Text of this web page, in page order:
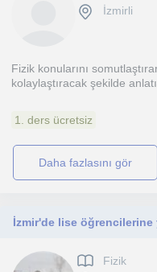
İzmirli
Fizik konularını
kolaylaştıracak şekilde
1. ders ücretsiz
daha fazlasını gör
Fizik